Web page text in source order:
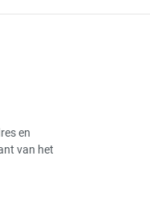
en
van het